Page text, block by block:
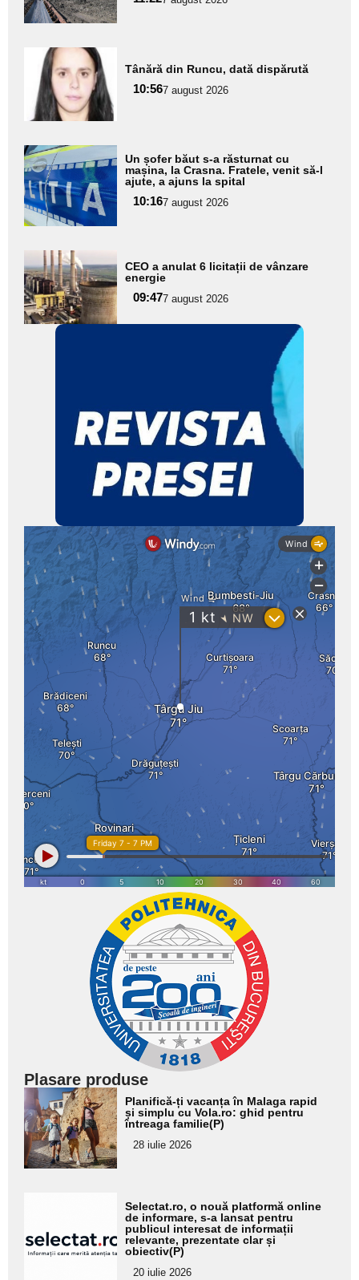
subtitlu
Adaugă
aici textul
pentru
subtitlu
Tânără din Runcu, dată dispărută
10:567 august 2026
Adaugă
aici textul
pentru
subtitlu
Un șofer băut s-a răsturnat cu
mașina, la Crasna. Fratele, venit să-l
ajute, a ajuns la spital
10:167 august 2026
Adaugă
aici textul
pentru
subtitlu
CEO a anulat 6 licitații de vânzare
energie
09:477 august 2026
Plasare produse
Adaugă
aici textul
pentru
subtitlu
Planifică-ți vacanța în Malaga rapid
și simplu cu Vola.ro: ghid pentru
întreaga familie(P)
28 iulie 2026
pentru
subtitlu
Selectat.ro, o nouă platformă online
de informare, s-a lansat pentru
publicul interesat de informații
relevante, prezentate clar și
obiectiv(P)
20 iulie 2026